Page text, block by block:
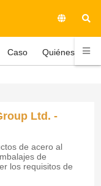
Caso Quiénes
Ltd. -
de acero al
de
los requisitos de